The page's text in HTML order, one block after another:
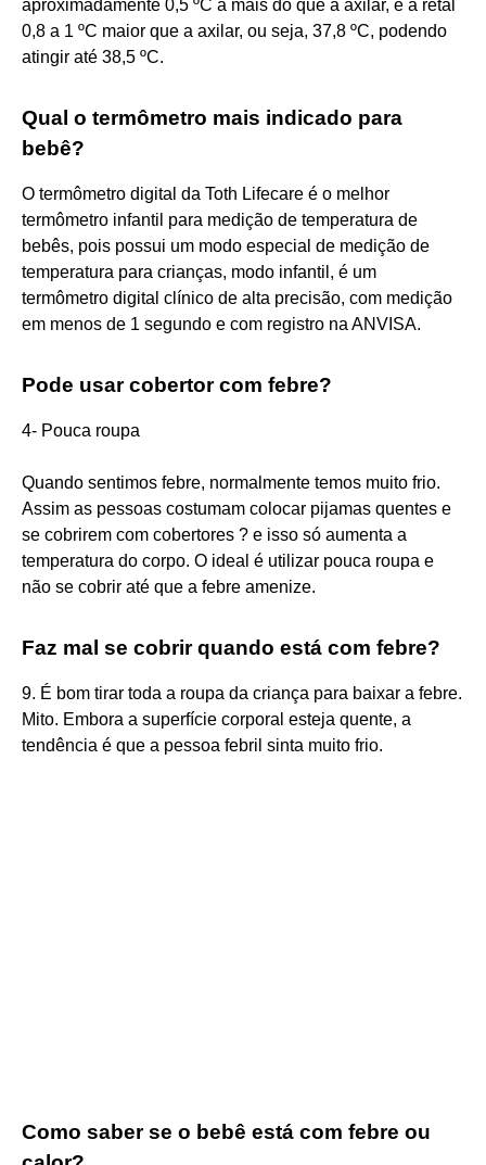
aproximadamente 0,5 ºC a mais do que a axilar, e a retal
0,8 a 1 ºC maior que a axilar, ou seja, 37,8 ºC, podendo
atingir até 38,5 ºC.
Qual o termômetro mais indicado para
bebê?
O termômetro digital da Toth Lifecare é o melhor
termômetro infantil para medição de temperatura de
bebês, pois possui um modo especial de medição de
temperatura para crianças, modo infantil, é um
termômetro digital clínico de alta precisão, com medição
em menos de 1 segundo e com registro na ANVISA.
Pode usar cobertor com febre?
4- Pouca roupa
Quando sentimos febre, normalmente temos muito frio.
Assim as pessoas costumam colocar pijamas quentes e
se cobrirem com cobertores ? e isso só aumenta a
temperatura do corpo. O ideal é utilizar pouca roupa e
não se cobrir até que a febre amenize.
Faz mal se cobrir quando está com febre?
9. É bom tirar toda a roupa da criança para baixar a febre.
Mito. Embora a superfície corporal esteja quente, a
tendência é que a pessoa febril sinta muito frio.
Como saber se o bebê está com febre ou